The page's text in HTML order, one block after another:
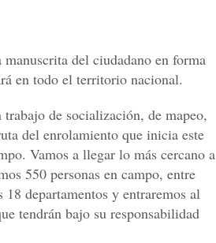
del ciudadano en forma
en todo el territorio nacional.
de socialización, de mapeo,
del enrolamiento que inicia este
Vamos a llegar lo más cercano a
550 personas en campo, entre
departamentos y entraremos al
tendrán bajo su responsabilidad